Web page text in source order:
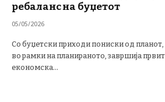
ребаланс на буџетот
05/05/2026
Со буџетски приходи пониски од
во рамки на планираното, завршија
економска…